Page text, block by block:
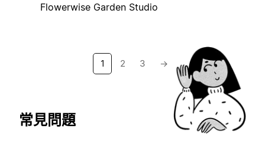
Flowerwise Garden Studio
1 2 3 →
常見問題